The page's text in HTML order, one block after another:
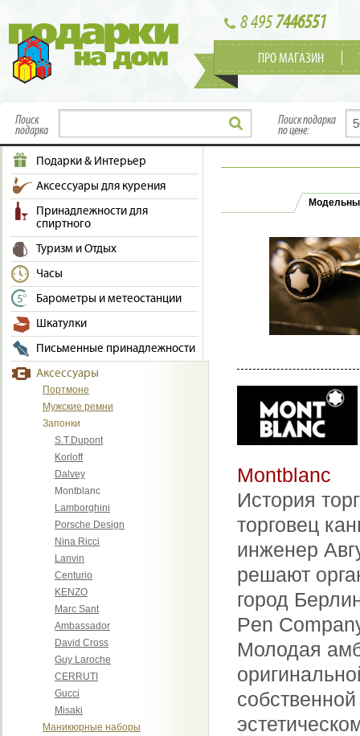
8 4957446551
ПРО МАГАЗИН
Поиск
подарка
Поиск подарка
по цене:
Подарки & Интерьер
Аксессуары для курения
Принадлежности для
спиртного
Туризм и Отдых
Часы
Барометры и метеостанции
Шкатулки
Письменные принадлежности
Аксессуары
Портмоне
Мужские ремни
Запонки
S.T.Dupont
Korloff
Dalvey
Montblanc
Lamborghini
Porsche Design
Nina Ricci
Lanvin
Centurio
KENZO
Marc Sant
Ambassador
David Cross
Guy Laroche
CERRUTI
Gucci
Misaki
Маникюрные наборы
Montblanc
История
торговец
инженер
решают
город
Pen
Молодая